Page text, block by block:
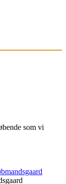
som vi